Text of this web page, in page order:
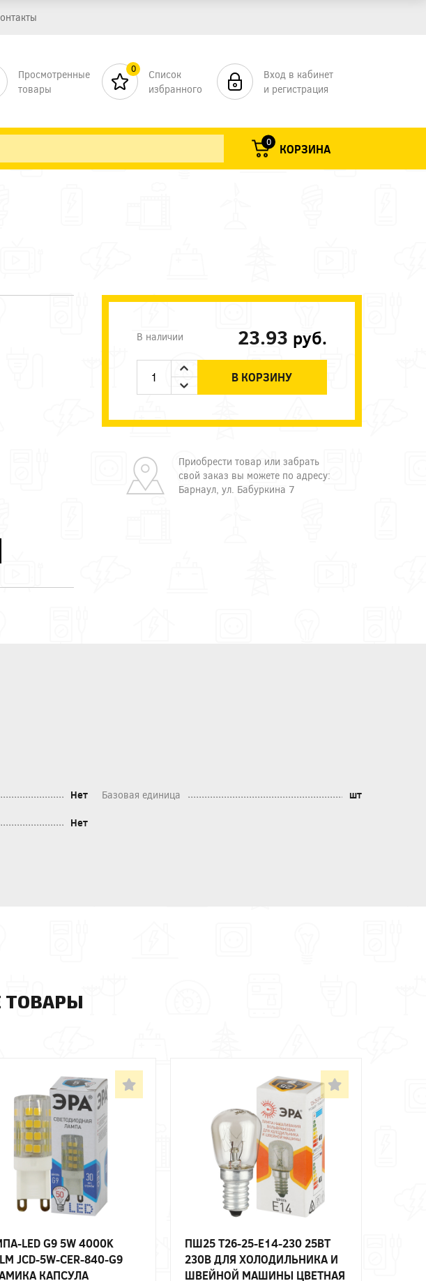
Просмотренные
товары
0
Список
избранного
Вход в кабинет
и регистрация
0 КОРЗИНА
В наличии 23.93 руб.
В КОРЗИНУ
Приобрести товар или забрать
свой заказ вы можете по адресу:
Барнаул, ул. Бабуркина 7
Нет Базовая единица шт
Нет
LED G9 5W 4000K
JCD-5W-CER-840-G9
КАПСУЛА
ПШ25 T26-25-E14-230 25ВТ
230В ДЛЯ ХОЛОДИЛЬНИКА И
ШВЕЙНОЙ МАШИНЫ ЦВЕТНАЯ